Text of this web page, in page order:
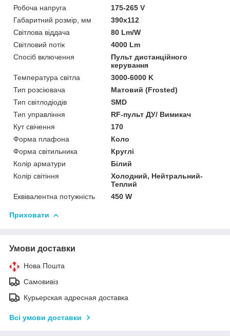
Робоча напруга
175-265 V
Габаритний розмір, мм
390х112
Світлова віддача
80 Lm/W
Світловий потік
4000 Lm
Спосіб включення
Пульт дистанційного
керування
Температура світла
3000-6000 K
Тип розсіювача
Матовий (Frosted)
Тип світлодіодів
SMD
Тип управління
RF-пульт ДУ/ Вимикач
Кут свічення
170
Форма плафона
Коло
Форма світильника
Круглі
Колір арматури
Білий
Колір світіння
Холодний, Нейтральний-
Теплий
Еквівалентна потужність
450 W
Приховати
Умови доставки
Нова Пошта
Самовивіз
Курьерская адресная доставка
Всі умови доставки